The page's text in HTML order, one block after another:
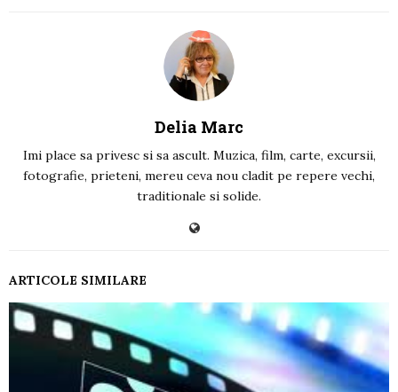
Delia Marc
Imi place sa privesc si sa ascult. Muzica, film, carte, excursii,
fotografie, prieteni, mereu ceva nou cladit pe repere vechi,
traditionale si solide.
ARTICOLE SIMILARE